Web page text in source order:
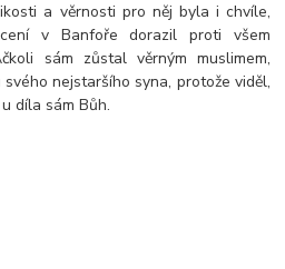
a věrnosti pro něj byla i chvíle,
v Banfoře dorazil proti všem
sám zůstal věrným muslimem,
nejstaršího syna, protože viděl,
díla sám Bůh.